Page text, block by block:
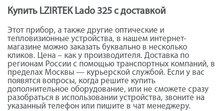
Купить LZIRTEK Lado 325 с доставкой
Этот прибор, а также другие оптические и
тепловизионные устройства, в нашем интернет-
магазине можно заказать буквально в несколько
кликов. Цена – как у производителя. Доставка по
регионам России с помощью транспортных компаний, в
пределах Москвы — курьерской службой. Если у вас
появятся вопросы, когда решите купить
дополнительное оборудование, или не сможете сразу
разобраться в использовании устройства, звоните на
указанный телефон или пишите в чат менеджеру.